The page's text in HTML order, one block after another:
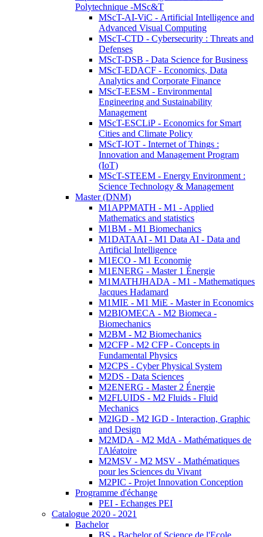
Polytechnique -MSc&T
MScT-AI-ViC - Artificial Intelligence and
Advanced Visual Computing
MScT-CTD - Cybersecurity : Threats and
Defenses
MScT-DSB - Data Science for Business
MScT-EDACF - Economics, Data
Analytics and Corporate Finance
MScT-EESM - Environmental
Engineering and Sustainability
Management
MScT-ESCLiP - Economics for Smart
Cities and Climate Policy
MScT-IOT - Internet of Things :
Innovation and Management Program
(IoT)
MScT-STEEM - Energy Environment :
Science Technology & Management
Master (DNM)
M1APPMATH - M1 - Applied
Mathematics and statistics
M1BM - M1 Biomechanics
M1DATAAI - M1 Data AI - Data and
Artificial Intelligence
M1ECO - M1 Economie
M1ENERG - Master 1 Énergie
M1MATHJHADA - M1 - Mathematiques
Jacques Hadamard
M1MIE - M1 MiE - Master in Economics
M2BIOMECA - M2 Biomeca -
Biomechanics
M2BM - M2 Biomechanics
M2CFP - M2 CFP - Concepts in
Fundamental Physics
M2CPS - Cyber Physical System
M2DS - Data Sciences
M2ENERG - Master 2 Énergie
M2FLUIDS - M2 Fluids - Fluid
Mechanics
M2IGD - M2 IGD - Interaction, Graphic
and Design
M2MDA - M2 MdA - Mathématiques de
l'Aléatoire
M2MSV - M2 MSV - Mathématiques
pour les Sciences du Vivant
M2PIC - Projet Innovation Conception
Programme d'échange
PEI - Echanges PEI
Catalogue 2020 - 2021
Bachelor
BS - Bachelor of Science de l'Ecole